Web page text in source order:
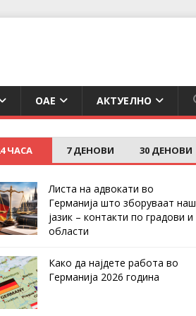
ОАЕ АКТУЕЛНО
ЧАСА 7 ДЕНОВИ 30 ДЕНОВИ
Листа на адвокати во
Германија што зборуваат наш
јазик – контакти по градови и
области
Како да најдете работа во
Германија 2026 година